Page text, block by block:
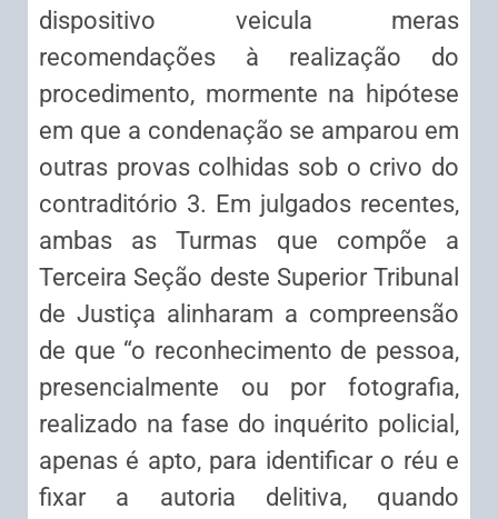
dispositivo veicula meras
recomendações à realização do
procedimento, mormente na hipótese
em que a condenação se amparou em
outras provas colhidas sob o crivo do
contraditório 3. Em julgados recentes,
ambas as Turmas que compõe a
Terceira Seção deste Superior Tribunal
de Justiça alinharam a compreensão
de que “o reconhecimento de pessoa,
presencialmente ou por fotografia,
realizado na fase do inquérito policial,
apenas é apto, para identificar o réu e
fixar a autoria delitiva, quando